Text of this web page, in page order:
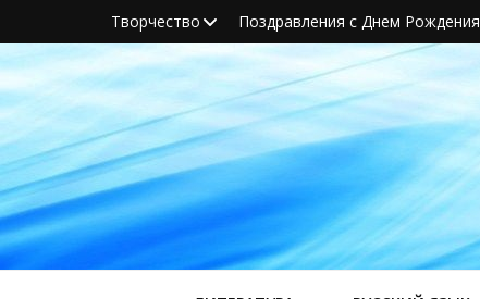
Творчество Поздравления с Днем Рождения